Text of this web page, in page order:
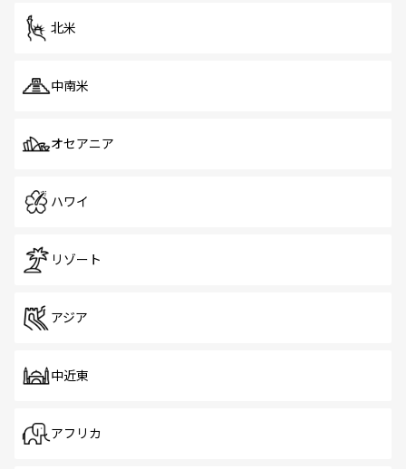
北米
中南米
オセアニア
ハワイ
リゾート
アジア
中近東
アフリカ